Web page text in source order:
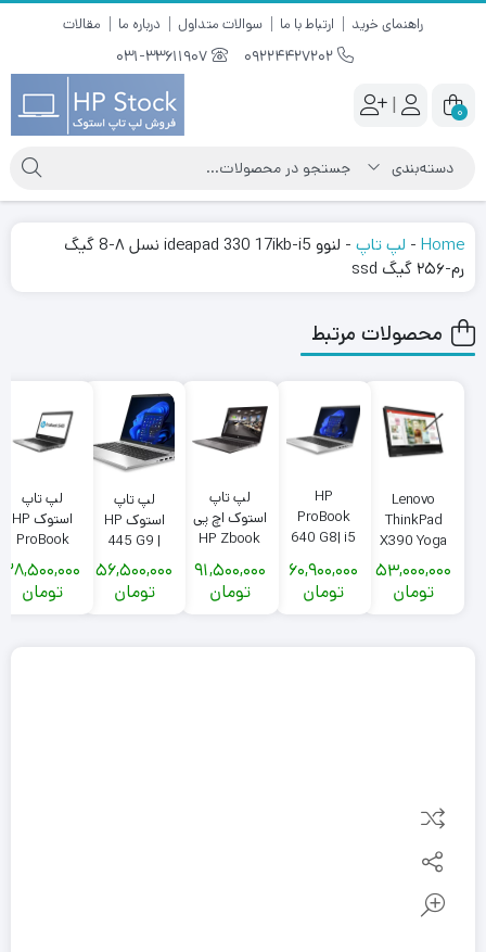
راهنمای خرید ارتباط با ما سوالات متداول درباره ما مقالات
0
|
Home
- لپ تاپ -
لنوو ideapad 330 17ikb-i5 نسل ۸-8 گیگ
رم-۲۵۶ گیگ ssd
محصولات مرتبط
Lenovo
ThinkPad
X390 Yoga
|i5 8365u
|Ram 16G
|SSD 256G|
53,000,000
تومان
HP
ProBook
640 G8| i5
Ram 16G |
SSD 512|
60,900,000
تومان
لپ تاپ
استوک اچ پی
HP Zbook
15 G6|Cpu
i7 9850H |
Ram 16G |
91,500,000
تومان
لپ تاپ
استوک HP
445 G9 |
Ryzen 5
5625U |Ram
8GB | SSD
56,500,000
تومان
لپ تاپ
استوک HP
ProBook
640 G3 |
Core i5-
7200U | رم
28,500,000
تومان